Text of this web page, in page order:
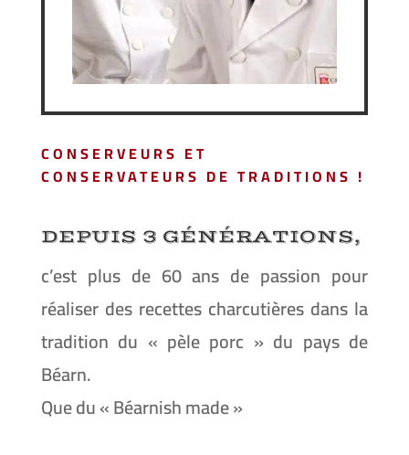
CONSERVEURS ET
CONSERVATEURS DE TRADITIONS !
DEPUIS 3 GÉNÉRATIONS,
c’est plus de 60 ans de passion pour
réaliser des recettes charcutières dans la
tradition du « pèle porc » du pays de
Béarn.
Que du « Béarnish made »